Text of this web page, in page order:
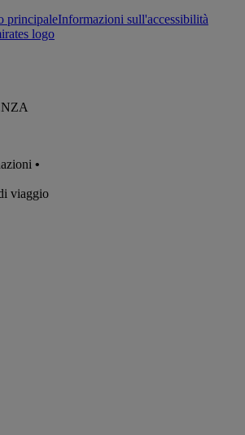
principaleInformazioni sull'accessibilità
•
viaggio